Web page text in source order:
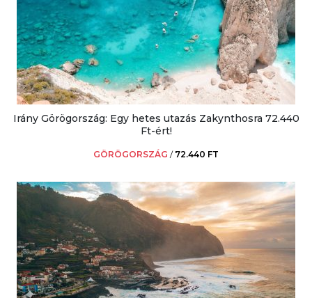
Irány Görögország: Egy hetes utazás Zakynthosra 72.440
Ft-ért!
GÖRÖGORSZÁG / 72.440 FT